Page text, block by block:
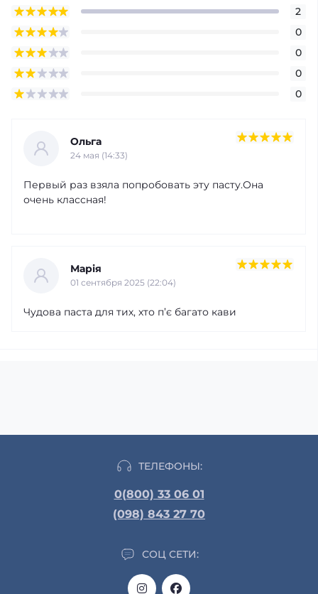
2
0
0
0
0
Ольга
24 мая (14:33)
Первый раз взяла попробовать эту пасту.Она
очень классная!
Марія
01 сентября 2025 (22:04)
Чудова паста для тих, хто п’є багато кави
ТЕЛЕФОНЫ:
0(800) 33 06 01
(098) 843 27 70
СОЦ СЕТИ: